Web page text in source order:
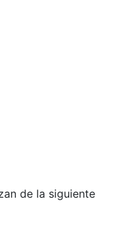
de la siguiente